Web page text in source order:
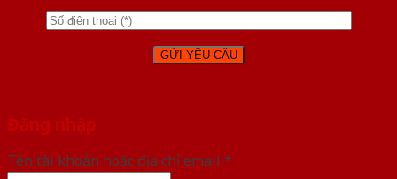
Đăng nhập
Tên tài khoản hoặc địa chỉ email *